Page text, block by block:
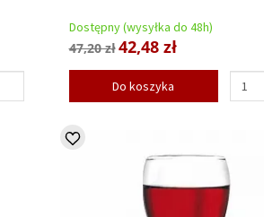
Dostępny (wysyłka do 48h)
47,20 zł42,48 zł
Do koszyka